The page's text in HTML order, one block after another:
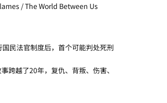
/ The World Between Us
民法官制度后，首个可能判处死刑
越了20年，复仇、背叛、伤害、